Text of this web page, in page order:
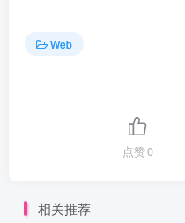
Web
点赞0
相关推荐